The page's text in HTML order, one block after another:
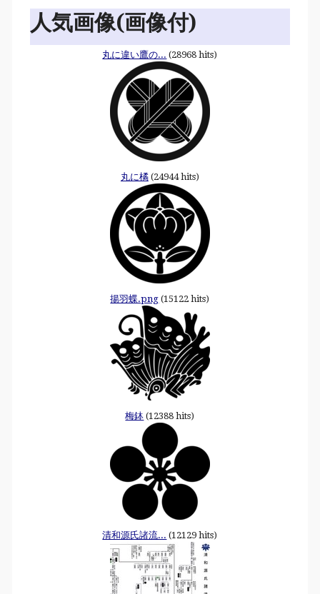
人気画像(画像付)
丸に違い鷹の... (28968 hits)
丸に橘(24944 hits)
揚羽蝶.png (15122 hits)
梅鉢 (12388 hits)
清和源氏諸流... (12129 hits)